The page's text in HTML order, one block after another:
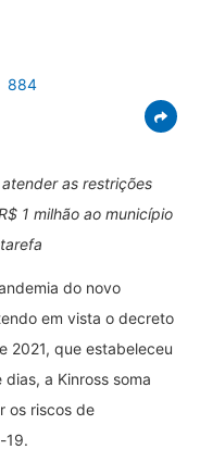
884
as restrições
1 milhão ao município
do novo
em vista o decreto
2021, que estabeleceu
a Kinross soma
os riscos de
19.